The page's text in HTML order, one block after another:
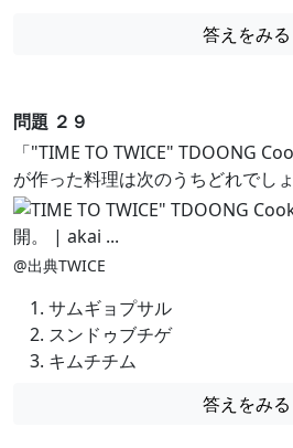
答えをみる
問題 ２９
「"TIME TO TWICE" TDOONG
が作った料理は次のうちどれでし
@出典TWICE
サムギョプサル
スンドゥブチゲ
キムチチム
答えをみる